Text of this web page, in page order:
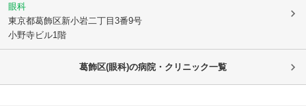
眼科
東京都葛飾区新小岩二丁目3番9号
小野寺ビル1階
葛飾区(眼科)の病院・クリニック一覧